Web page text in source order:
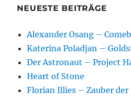
NEUESTE BEITRÄGE
Alexander Osang –
Katerina Poladjan –
Der Astronaut – Project
Heart of Stone
Florian Illies – Zauber der